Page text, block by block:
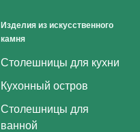
Изделия из искусственного
камня
Столешницы для кухни
Кухонный остров
Столешницы для
ванной